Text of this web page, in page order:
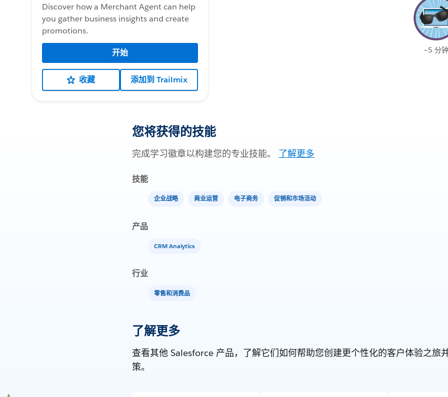
Discover how a Merchant Agent can help
you gather business insights and create
promotions.
开始
收藏 添加到 Trailmix
~5 分钟
您将获得的技能
完成学习徽章以构建您的专业技能。 了解更多
技能
企业战略 商业运营 电子商务 促销和市场活动
产品
CRM Analytics
行业
零售和消费品
了解更多
查看其他 Salesforce 产品，了解它们如何帮助您创建更个性化的客户体验之旅
策。